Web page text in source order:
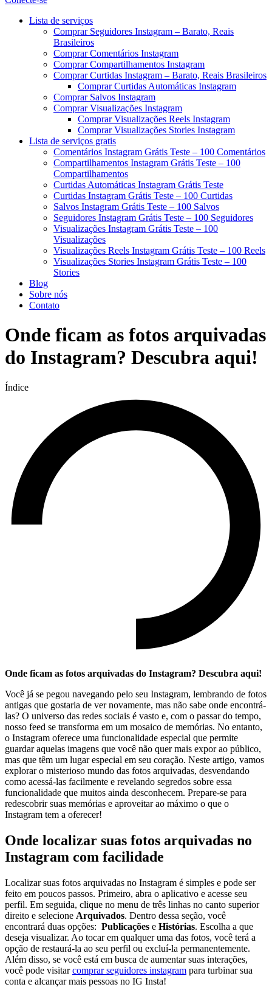
Menu
Lista de serviços
Comprar Seguidores Instagram – Barato, Reais
Brasileiros
Comprar Comentários Instagram
Comprar Compartilhamentos Instagram
Comprar Curtidas Instagram – Barato, Reais Brasileiros
Comprar Curtidas Automáticas Instagram
Comprar Salvos Instagram
Comprar Visualizações Instagram
Comprar Visualizações Reels Instagram
Comprar Visualizações Stories Instagram
Lista de serviços gratis
Comentários Instagram Grátis Teste – 100 Comentários
Compartilhamentos Instagram Grátis Teste – 100
Compartilhamentos
Curtidas Automáticas Instagram Grátis Teste
Curtidas Instagram Grátis Teste – 100 Curtidas
Salvos Instagram Grátis Teste – 100 Salvos
Seguidores Instagram Grátis Teste – 100 Seguidores
Visualizações Instagram Grátis Teste – 100
Visualizações
Visualizações Reels Instagram Grátis Teste – 100 Reels
Visualizações Stories Instagram Grátis Teste – 100
Stories
Blog
Sobre nós
Contato
Onde ficam as fotos arquivadas
do Instagram? Descubra aqui!
Índice
Onde ⁢ficam as fotos arquivadas do Instagram? Descubra ⁢aqui!
Você já se pegou navegando pelo seu Instagram, lembrando de fotos
antigas que gostaria de ver novamente, ‌mas não sabe onde ​encontrá-
las? O‍ universo das redes sociais⁢ é vasto e, com o​ passar do tempo,
nosso ​feed se transforma em um mosaico de memórias. ⁢No entanto,
o Instagram oferece uma funcionalidade especial​ que permite
guardar ​aquelas imagens que ⁤você não ​quer mais expor ao público,
mas que têm⁣ um lugar especial em seu coração. Neste artigo, vamos
explorar o ⁢misterioso‍ mundo ‌das fotos arquivadas, desvendando
como acessá-las facilmente e‍ revelando segredos sobre essa
funcionalidade que ‍muitos ainda desconhecem. Prepare-se para
redescobrir suas ⁣memórias‍ e aproveitar ao ‌máximo o ​que o
⁣Instagram tem a ​oferecer!
Onde​ localizar suas fotos​ arquivadas no
Instagram ⁢com facilidade
Localizar ⁤suas fotos ‌arquivadas no ⁤Instagram é simples e pode ser
feito em ‌poucos​ passos. Primeiro, abra⁣ o aplicativo ​e acesse seu
perfil. ‍Em⁤ seguida, clique ⁢no menu⁣ de três linhas ‍no‌ canto superior ​
direito e selecione Arquivados. Dentro dessa seção, você
⁢encontrará duas opções: ‍ Publicações ⁤e Histórias. Escolha a‍ que
‍deseja visualizar. Ao tocar em qualquer ‌uma das fotos, você ⁤terá​ a
opção ⁢de restaurá-la ao seu⁣ perfil⁣ ou excluí-la permanentemente.
Além ⁤disso,​ se ⁣você está em ​busca de⁢ aumentar suas interações,
⁤você⁢ pode ‍visitarcomprar⁢ seguidores instagram para turbinar sua
conta e⁣ alcançar ‌mais pessoas no ⁢IG Insta!